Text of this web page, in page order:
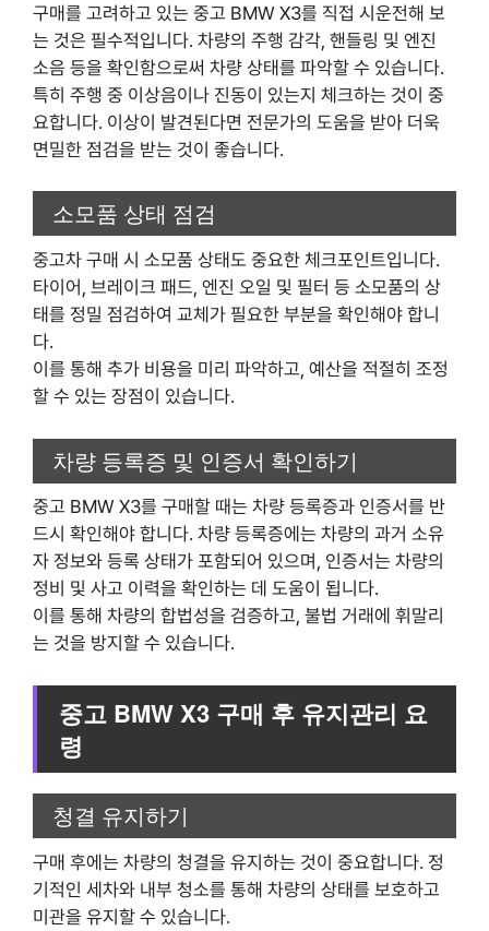
구매를 고려하고 있는 중고 BMW X3를 직접 시운전해 보
는 것은 필수적입니다. 차량의 주행 감각, 핸들링 및 엔진
소음 등을 확인함으로써 차량 상태를 파악할 수 있습니다.
특히 주행 중 이상음이나 진동이 있는지 체크하는 것이 중
요합니다. 이상이 발견된다면 전문가의 도움을 받아 더욱
면밀한 점검을 받는 것이 좋습니다.
소모품 상태 점검
중고차 구매 시 소모품 상태도 중요한 체크포인트입니다.
타이어, 브레이크 패드, 엔진 오일 및 필터 등 소모품의 상
태를 정밀 점검하여 교체가 필요한 부분을 확인해야 합니
다.
이를 통해 추가 비용을 미리 파악하고, 예산을 적절히 조정
할 수 있는 장점이 있습니다.
차량 등록증 및 인증서 확인하기
중고 BMW X3를 구매할 때는 차량 등록증과 인증서를 반
드시 확인해야 합니다. 차량 등록증에는 차량의 과거 소유
자 정보와 등록 상태가 포함되어 있으며, 인증서는 차량의
정비 및 사고 이력을 확인하는 데 도움이 됩니다.
이를 통해 차량의 합법성을 검증하고, 불법 거래에 휘말리
는 것을 방지할 수 있습니다.
중고 BMW X3 구매 후 유지관리 요
령
청결 유지하기
구매 후에는 차량의 청결을 유지하는 것이 중요합니다. 정
기적인 세차와 내부 청소를 통해 차량의 상태를 보호하고
미관을 유지할 수 있습니다.